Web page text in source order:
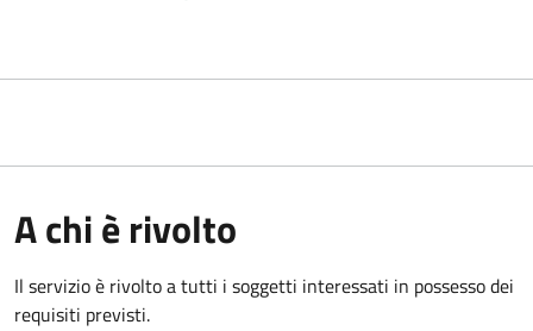
A chi è rivolto
Il servizio è rivolto a tutti i soggetti interessati in possesso dei
requisiti previsti.